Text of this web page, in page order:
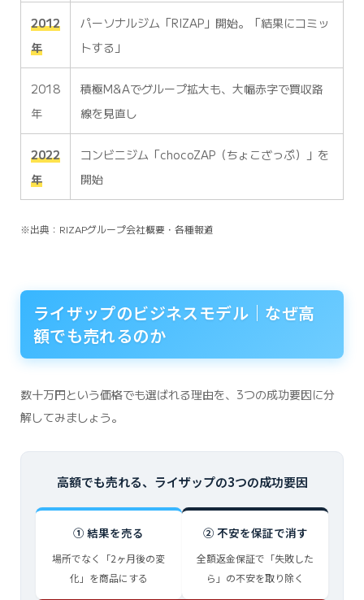
2012
年
パーソナルジム「RIZAP」開始。「結果にコミッ
トする」
2018
年
積極M&Aでグループ拡大も、大幅赤字で買収路
線を見直し
2022
年
コンビニジム「chocoZAP（ちょこざっぷ）」を
開始
※出典：RIZAPグループ会社概要・各種報道
ライザップのビジネスモデル｜なぜ高
額でも売れるのか
数十万円という価格でも選ばれる理由を、3つの成功要因に分
解してみましょう。
高額でも売れる、ライザップの3つの成功要因
① 結果を売る
場所でなく「2ヶ月後の変
化」を商品にする
② 不安を保証で消す
全額返金保証で「失敗した
ら」の不安を取り除く